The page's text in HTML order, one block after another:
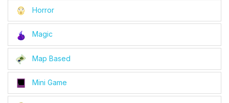
Horror
Magic
Map Based
Mini Game